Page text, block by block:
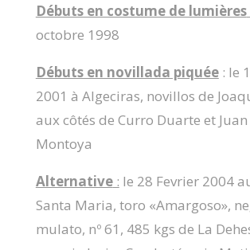
Débuts en costume de lumières
octobre 1998
Débuts en novillada piquée: le
2001 à Algeciras, novillos de
aux côtés de Curro Duarte et
Montoya
Alternative: le 28 Fevrier 2004
Santa Maria, toro «Amargoso»,
mulato, nº 61, 485 kgs de La